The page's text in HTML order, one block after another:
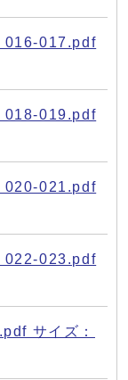
016-017.pdf
018-019.pdf
020-021.pdf
022-023.pdf
サイズ：